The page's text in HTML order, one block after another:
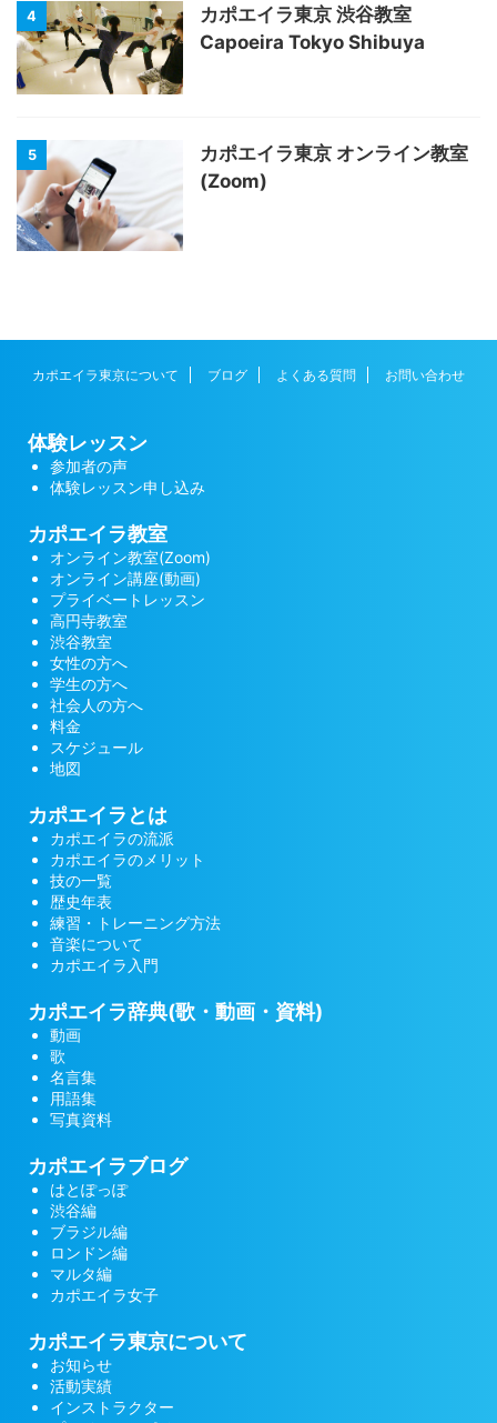
4
カポエイラ東京 渋谷教室
Capoeira Tokyo Shibuya
5
カポエイラ東京 オンライン教室
(Zoom)
カポエイラ東京について ブログ よくある質問 お問い合わせ
体験レッスン
参加者の声
体験レッスン申し込み
カポエイラ教室
オンライン教室(Zoom)
オンライン講座(動画)
プライベートレッスン
高円寺教室
渋谷教室
女性の方へ
学生の方へ
社会人の方へ
料金
スケジュール
地図
カポエイラとは
カポエイラの流派
カポエイラのメリット
技の一覧
歴史年表
練習・トレーニング方法
音楽について
カポエイラ入門
カポエイラ辞典(歌・動画・資料)
動画
歌
名言集
用語集
写真資料
カポエイラブログ
はとぽっぽ
渋谷編
ブラジル編
ロンドン編
マルタ編
カポエイラ女子
カポエイラ東京について
お知らせ
活動実績
インストラクター